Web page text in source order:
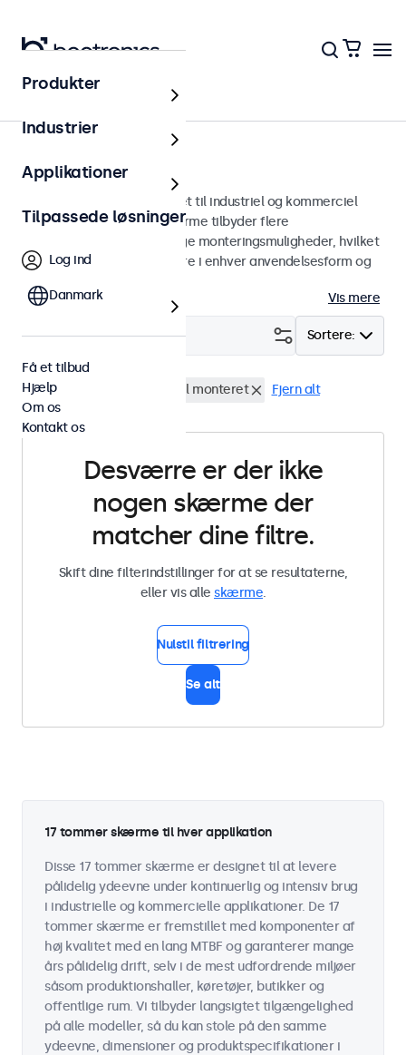
Skærme
17-tommer skærme
17 tommer skærme designet til industriel og kommerciel
brug. Vores 17-tommer skærme tilbyder flere
billedforbindelser og alsidige monteringsmuligheder, hvilket
gør dem nemme at integrere i enhver anvendelsesform og
Vis mere
Sortere:
Filter (0)
17 tommer skaerme Panel monteret Fjern alt
Desværre er der ikke
nogen skærme der
matcher dine filtre.
Skift dine filterindstillinger for at se resultaterne,
eller vis alle skærme.
Nulstil filtrering
Se alt
17 tommer skærme til hver applikation
Disse 17 tommer skærme er designet til at levere
pålidelig ydeevne under kontinuerlig og intensiv brug
i industrielle og kommercielle applikationer. De 17
tommer skærme er fremstillet med komponenter af
høj kvalitet med en lang MTBF og garanterer mange
års pålidelig drift, selv i de mest udfordrende miljøer
såsom produktionshaller, køretøjer, butikker og
offentlige rum. Vi tilbyder langsigtet tilgængelighed
på alle modeller, så du kan stole på den samme
ydeevne, dimensioner og produktspecifikationer i
Produkter
Industrier
Applikationer
Tilpassede løsninger
Log ind
Danmark
Få et tilbud
Hjælp
Om os
Kontakt os